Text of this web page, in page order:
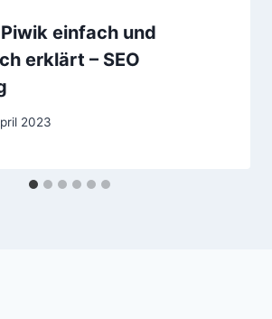
einfach und
erklärt – SEO
2023